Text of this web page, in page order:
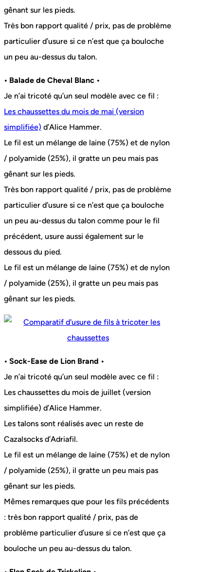
gênant sur les pieds.
Très bon rapport qualité / prix, pas de problème
particulier d’usure si ce n’est que ça bouloche
un peu au-dessus du talon.
• Balade de Cheval Blanc •
Je n’ai tricoté qu’un seul modèle avec ce fil :
Les chaussettes du mois de mai (version
simplifiée) d’Alice Hammer.
Le fil est un mélange de laine (75%) et de nylon
/ polyamide (25%), il gratte un peu mais pas
gênant sur les pieds.
Très bon rapport qualité / prix, pas de problème
particulier d’usure si ce n’est que ça bouloche
un peu au-dessus du talon comme pour le fil
précédent, usure aussi également sur le
dessous du pied.
Le fil est un mélange de laine (75%) et de nylon
/ polyamide (25%), il gratte un peu mais pas
gênant sur les pieds.
• Sock-Ease de Lion Brand •
Je n’ai tricoté qu’un seul modèle avec ce fil :
Les chaussettes du mois de juillet (version
simplifiée) d’Alice Hammer.
Les talons sont réalisés avec un reste de
Cazalsocks d’Adriafil.
Le fil est un mélange de laine (75%) et de nylon
/ polyamide (25%), il gratte un peu mais pas
gênant sur les pieds.
Mêmes remarques que pour les fils précédents
: très bon rapport qualité / prix, pas de
problème particulier d’usure si ce n’est que ça
bouloche un peu au-dessus du talon.